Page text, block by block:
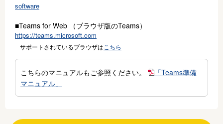
software
■Teams for Web （ブラウザ版のTeams）
https://teams.microsoft.com
サポートされているブラウザは こちら
こちらのマニュアルもご参照ください。
「Teams準備
マニュアル」